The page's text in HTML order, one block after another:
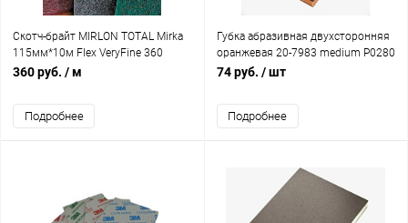
Скотч-брайт MIRLON TOTAL Mirka
115мм*10м Flex VeryFine 360
красный рулон
360 руб. / м
Подробнее
Губка абразивная двухсторонняя
оранжевая 20-7983 medium P0280
98*120*13мм SIA
74 руб. / шт
Подробнее